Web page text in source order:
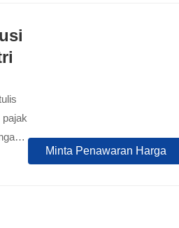
Minta Penawaran Harga